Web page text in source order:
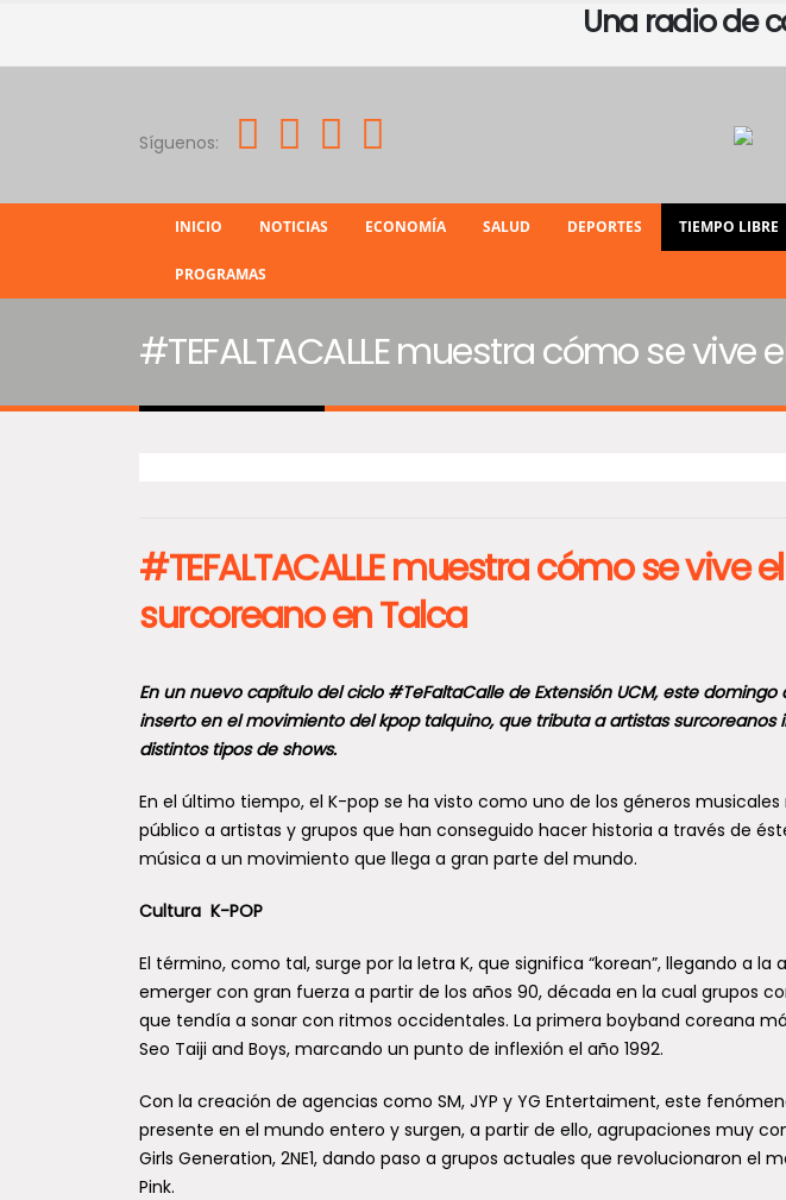
Una radio de
Síguenos:
INICIO NOTICIAS ECONOMÍA SALUD DEPORTES TIEMPO LIBRE
PROGRAMAS
#TEFALTACALLE muestra cómo se
#TEFALTACALLE muestra cómo se vive
surcoreano en Talca
En un nuevo capítulo del ciclo #TeFaltaCalle de Extensión UCM, este
inserto en el movimiento del kpop talquino, que tributa a artistas
distintos tipos de shows.
En el último tiempo, el K-pop se ha visto como uno de los géneros
público a artistas y grupos que han conseguido hacer historia a través de
música a un movimiento que llega a gran parte del mundo.
Cultura K-POP
El término, como tal, surge por la letra K, que significa “korean”, llegando a la
emerger con gran fuerza a partir de los años 90, década en la cual grupos
que tendía a sonar con ritmos occidentales. La primera boyband coreana
Seo Taiji and Boys, marcando un punto de inflexión el año 1992.
Con la creación de agencias como SM, JYP y YG Entertaiment, este
presente en el mundo entero y surgen, a partir de ello, agrupaciones muy
Girls Generation, 2NE1, dando paso a grupos actuales que revolucionaron el
Pink.